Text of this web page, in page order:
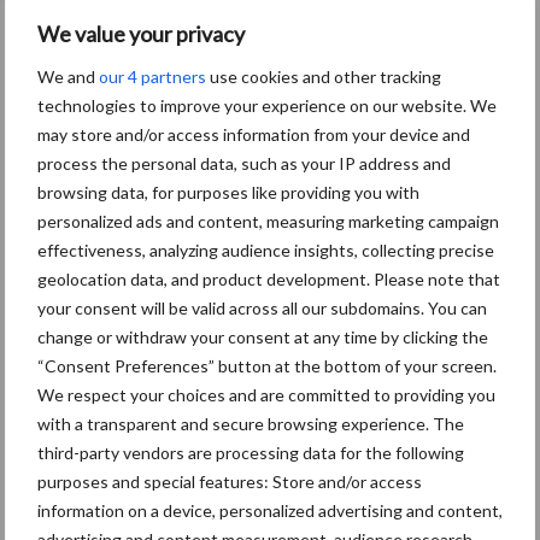
We value your privacy
We and our 4 partners use cookies and other tracking
technologies to improve your experience on our website. We
may store and/or access information from your device and
process the personal data, such as your IP address and
browsing data, for purposes like providing you with
personalized ads and content, measuring marketing campaign
effectiveness, analyzing audience insights, collecting precise
geolocation data, and product development. Please note that
your consent will be valid across all our subdomains. You can
change or withdraw your consent at any time by clicking the
“Consent Preferences” button at the bottom of your screen.
We respect your choices and are committed to providing you
with a transparent and secure browsing experience. The
third-party vendors are processing data for the following
purposes and special features: Store and/or access
information on a device, personalized advertising and content,
door, maar tempo vlakt af
Themapagina's
Wet en regelgeving Diergezondheid
Pluimveerechten Stikstof